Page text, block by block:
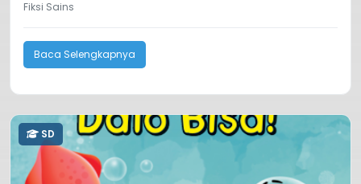
Fiksi Sains
Baca Selengkapnya
SD